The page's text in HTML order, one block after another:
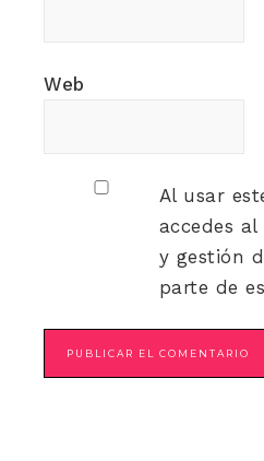
Web
Al usar
accedes
y gestión
parte de